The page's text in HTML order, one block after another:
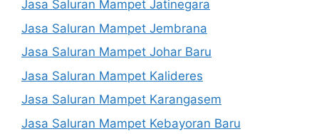
Jasa Saluran Mampet Jatinegara
Jasa Saluran Mampet Jembrana
Jasa Saluran Mampet Johar Baru
Jasa Saluran Mampet Kalideres
Jasa Saluran Mampet Karangasem
Jasa Saluran Mampet Kebayoran Baru